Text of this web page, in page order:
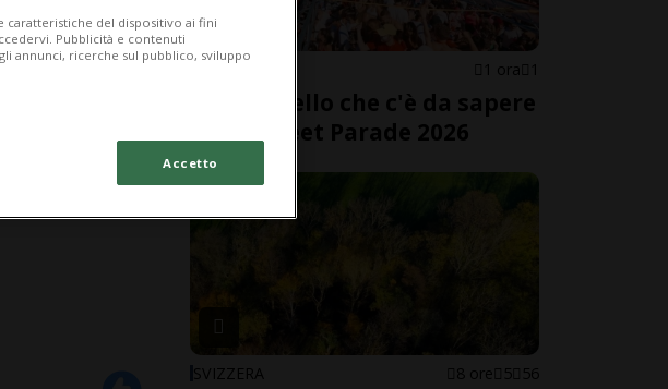
SVIZZERA 1 ora 1
Tutto quello che c'è da sapere
sulla Street Parade 2026
SVIZZERA 8 ore 5 56
caratteristiche del dispositivo ai fini
Pubblicità e contenuti
annunci, ricerche sul pubblico, sviluppo
Accetto